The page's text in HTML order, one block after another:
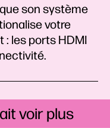
son système
votre
: les ports HDMI
voir plus